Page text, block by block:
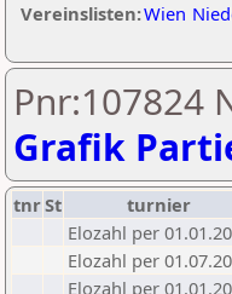
Vereinslisten:Wien
Pnr:107824
Grafik
tnrSt turnier
Elozahl per
Elozahl per
Elozahl per